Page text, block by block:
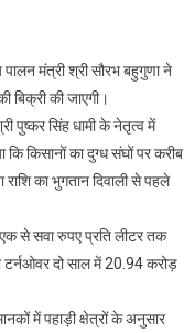
मंत्री श्री सौरभ बहुगुणा ने
बिक्री की जाएगी।
पुष्कर सिंह धामी के नेतृत्व में
किसानों का दुग्ध संघों पर करीब
का भुगतान दिवाली से पहले
से सवा रुपए प्रति लीटर तक
टर्नओवर दो साल में 20.94 करोड़
में पहाड़ी क्षेत्रों के अनुसार